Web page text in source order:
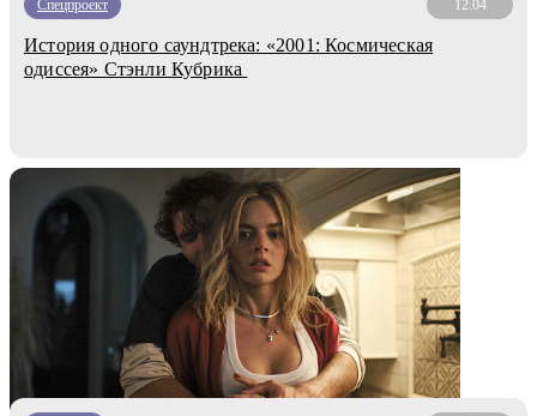
Спецпроект 12.04
История одного саундтрека: «2001: Космическая
одиссея» Стэнли Кубрика